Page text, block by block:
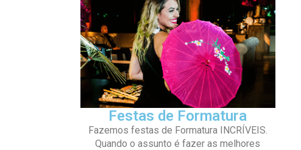
Festas de Formatura
Fazemos festas de Formatura INCRÍVEIS.
Quando o assunto é fazer as melhores